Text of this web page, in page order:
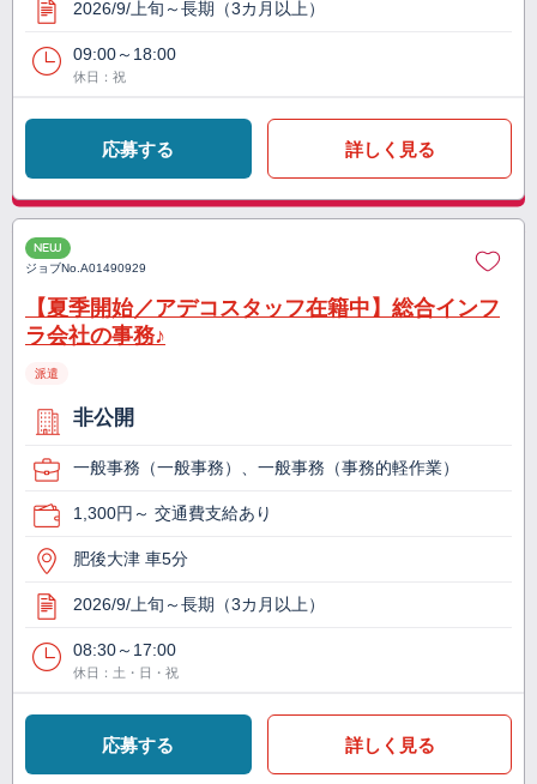
2026/9/上旬～長期（3カ月以上）
09:00～18:00
休日：祝
応募する 詳しく見る
NEW
ジョブNo.A01490929
【夏季開始／アデコスタッフ在籍中】総合インフ
ラ会社の事務♪
派遣
非公開
一般事務（一般事務）、一般事務（事務的軽作業）
1,300円～ 交通費支給あり
肥後大津 車5分
2026/9/上旬～長期（3カ月以上）
08:30～17:00
休日：土・日・祝
応募する 詳しく見る